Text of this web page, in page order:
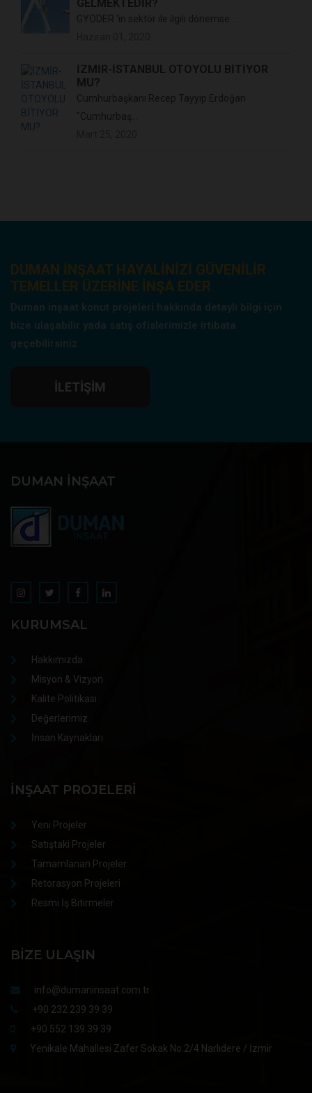
GELMEKTEDİR?
GYODER 'in sektör ile ilgili dönemse...
İZMİR-İSTANBUL OTOYOLU BİTİYOR
MU?
Cumhurbaşkanı Recep Tayyip Erdoğan
"Cumhurbaş...
DUMAN INŞAAT HAYALINIZI GÜVENILIR
TEMELLER ÜZERINE INŞA EDER
Duman inşaat konut projeleri hakkında detaylı bilgi için
bize ulaşabilir yada satış ofislerimizle irtibata
geçebilirsiniz
İLETIŞIM
DUMAN İNŞAAT
KURUMSAL
Hakkımızda
Misyon & Vizyon
Kalite Politikası
Değerlerimiz
İnsan Kaynakları
İNŞAAT PROJELERI
Yeni Projeler
Satıştaki Projeler
Tamamlanan Projeler
Retorasyon Projeleri
Resmi İş Bitirmeler
BIZE ULAŞIN
info@dumaninsaat.com.tr
+90 232 239 39 39
+90 552 139 39 39
Yenikale Mahallesi Zafer Sokak No:2/4 Narlıdere / İzmir